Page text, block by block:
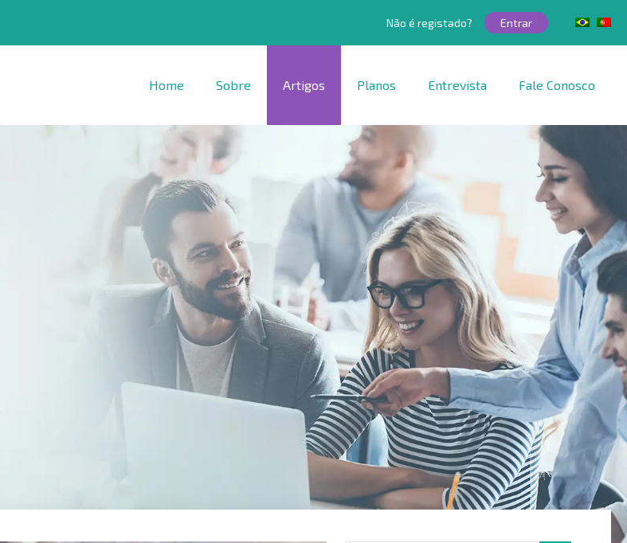
Não é registado? Entrar
Home Sobre Artigos Planos Entrevista Fale Conosco